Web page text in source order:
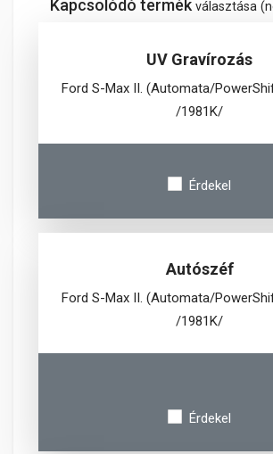
Kapcsolódó termékválasztása
UV Gravírozás
Ford S-Max II. (Automata/
/1981K/
Érdekel
Autószéf
Ford S-Max II. (Automata/
/1981K/
Érdekel